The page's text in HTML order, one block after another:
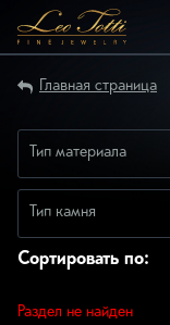
Главная страница
Тип материала
Тип камня
Сортировать по:
Раздел не найден